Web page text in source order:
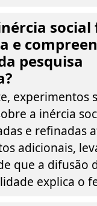
social
e
pesquisa
experimentos
a inércia
e refinadas
adicionais,
que a difusão
explica o